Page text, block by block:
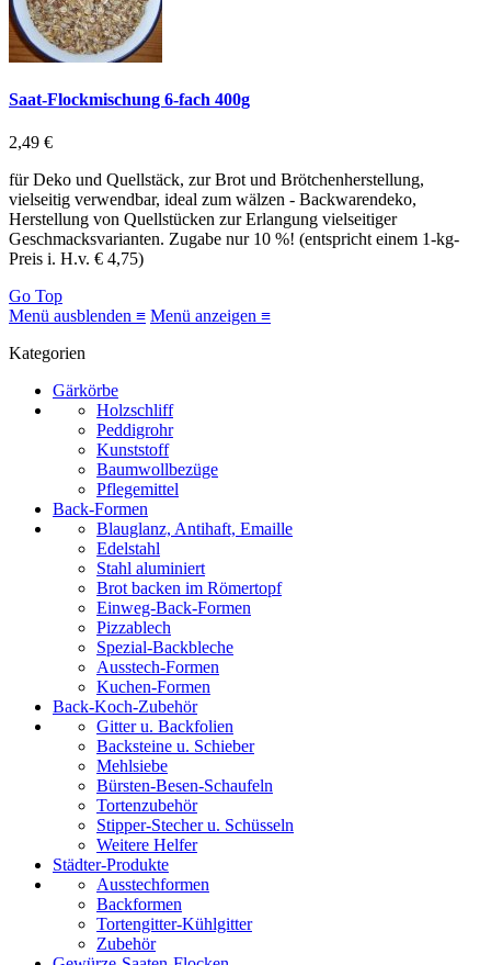
Saat-Flockmischung 6-fach 400g
2,49 €
für Deko und Quellstäck, zur Brot und Brötchenherstellung,
vielseitig verwendbar, ideal zum wälzen - Backwarendeko,
Herstellung von Quellstücken zur Erlangung vielseitiger
Geschmacksvarianten. Zugabe nur 10 %! (entspricht einem 1-kg-
Preis i. H.v. € 4,75)
Go Top
Menü ausblenden ≡ Menü anzeigen ≡
Kategorien
Gärkörbe
Holzschliff
Peddigrohr
Kunststoff
Baumwollbezüge
Pflegemittel
Back-Formen
Blauglanz, Antihaft, Emaille
Edelstahl
Stahl aluminiert
Brot backen im Römertopf
Einweg-Back-Formen
Pizzablech
Spezial-Backbleche
Ausstech-Formen
Kuchen-Formen
Back-Koch-Zubehör
Gitter u. Backfolien
Backsteine u. Schieber
Mehlsiebe
Bürsten-Besen-Schaufeln
Tortenzubehör
Stipper-Stecher u. Schüsseln
Weitere Helfer
Städter-Produkte
Ausstechformen
Backformen
Tortengitter-Kühlgitter
Zubehör